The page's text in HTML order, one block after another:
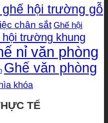
ghế hội trường gỗ
chân sắt Ghế hội
hội trường khung
nỉ văn phòng
Ghế văn phòng
khóa
TẾ